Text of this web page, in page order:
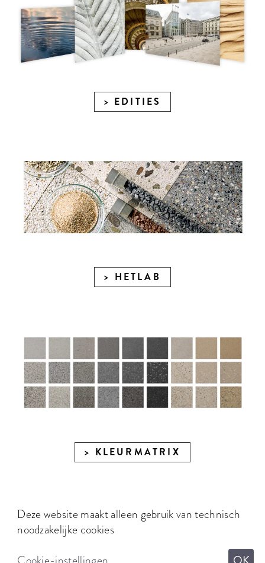
EDITIES
HETLAB
KLEURMATRIX
Deze website maakt alleen gebruik van technisch
noodzakelijke cookies